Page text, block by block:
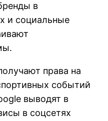
в
и социальные
права на
событий
выводят в
в соцсетях